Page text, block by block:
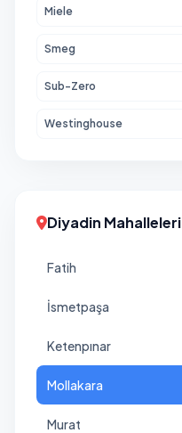
Miele
Smeg
Sub-Zero
Westinghouse
Diyadin Mahalleleri
Fatih
İsmetpaşa
Ketenpınar
Mollakara
Murat